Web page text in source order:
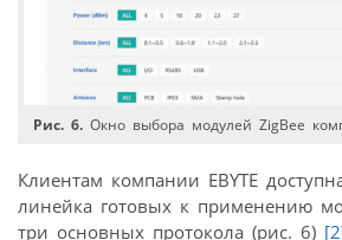
Рис. 6. Окно выбора модулей ZigBee
Клиентам компании EBYTE
линейка готовых к применению
три основных протокола (рис. 6)